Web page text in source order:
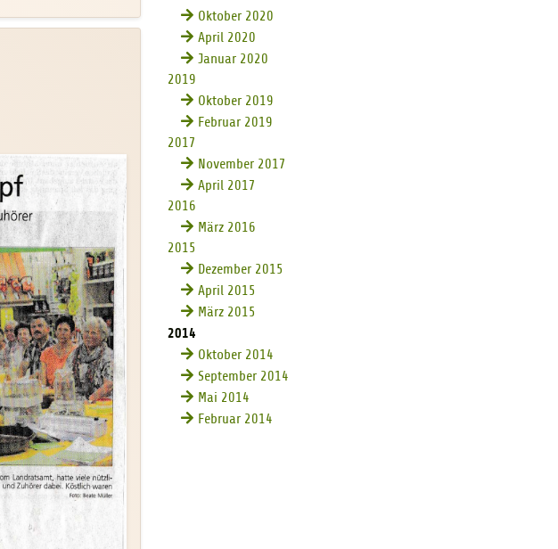
Oktober 2020
April 2020
Januar 2020
2019
Oktober 2019
Februar 2019
2017
November 2017
April 2017
2016
März 2016
2015
Dezember 2015
April 2015
März 2015
2014
Oktober 2014
September 2014
Mai 2014
Februar 2014